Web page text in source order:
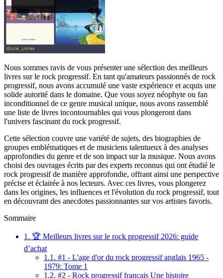
Nous sommes ravis de vous présenter une sélection des meilleurs
livres sur le rock progressif. En tant qu'amateurs passionnés de rock
progressif, nous avons accumulé une vaste expérience et acquis une
solide autorité dans le domaine. Que vous soyez néophyte ou fan
inconditionnel de ce genre musical unique, nous avons rassemblé
une liste de livres incontournables qui vous plongeront dans
l'univers fascinant du rock progressif.
Cette sélection couvre une variété de sujets, des biographies de
groupes emblématiques et de musiciens talentueux à des analyses
approfondies du genre et de son impact sur la musique. Nous avons
choisi des ouvrages écrits par des experts reconnus qui ont étudié le
rock progressif de manière approfondie, offrant ainsi une perspective
précise et éclairée à nos lecteurs. Avec ces livres, vous plongerez
dans les origines, les influences et l'évolution du rock progressif, tout
en découvrant des anecdotes passionnantes sur vos artistes favoris.
Sommaire
1. 🏆 Meilleurs livres sur le rock progressif 2026: guide
d’achat
1.1. #1 - L'age d'or du rock progressif anglais 1965 -
1979: Tome 1
1.2. #2 - Rock progressif français Une histoire